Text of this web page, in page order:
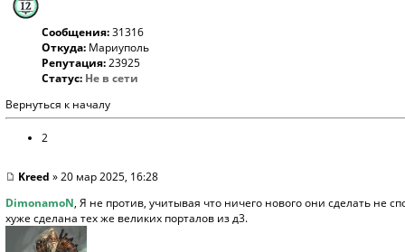
Сообщения:31316
Откуда: Мариуполь
Репутация:23925
Статус: Не в сети
Вернуться к началу
2
Kreed » 20 мар 2025, 16:28
DimonamoN, Я не против, учитывая что ничего нового они сделать не
хуже сделана тех же великих порталов из д3.